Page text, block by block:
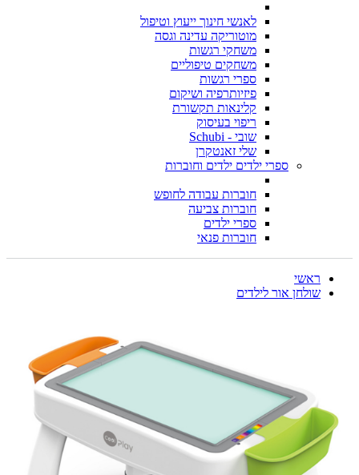
לאנשי חינוך ייעוץ וטיפול
מוטוריקה עדינה וגסה
משחקי רגשות
משחקים טיפוליים
ספרי רגשות
פיזיותרפיה ושיקום
קלינאות תקשורת
ריפוי בעיסוק
שובי - Schubi
שלי זאנטקרן
ספרי ילדים ילדים וחוברות
חוברות עבודה לחופש
חוברות צביעה
ספרי ילדים
חוברות פנאי
ראשי
שולחן אור לילדים